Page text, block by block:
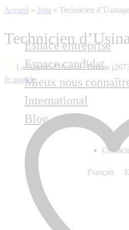
Espace entreprise
Espace candidat
Mieux nous
International
Blog
Français
Accueil » Jobs » Technicien
Technicien
La Baume-d'Hostun , Drôme
Je postule